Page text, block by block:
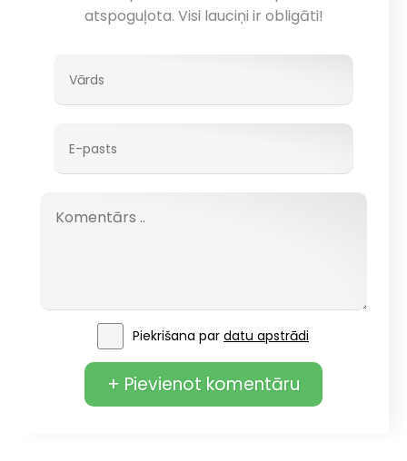
atspoguļota. Visi lauciņi ir obligāti!
Piekrišana par datu apstrādi
+ Pievienot komentāru